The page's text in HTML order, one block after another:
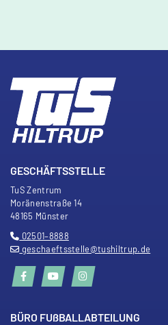
GESCHÄFTSSTELLE
TuS Zentrum
Moränenstraße 14
48165 Münster
02501–8888
geschaeftsstelle@tushiltrup.de
BÜRO FUßBALLABTEILUNG